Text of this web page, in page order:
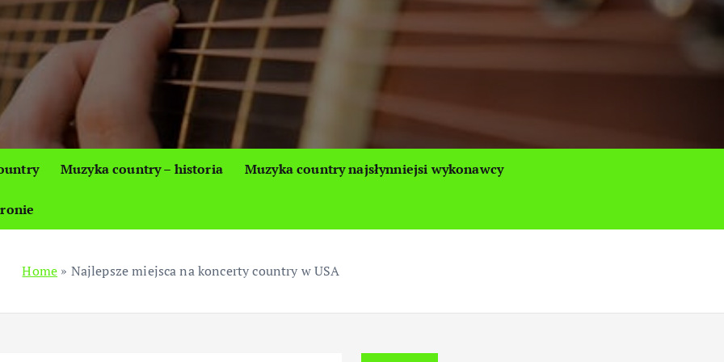
Muzyka country – historia Muzyka country najsłynniejsi wykonawcy
Home » Najlepsze miejsca na koncerty country w USA